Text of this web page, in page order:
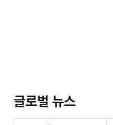
글로벌 뉴스